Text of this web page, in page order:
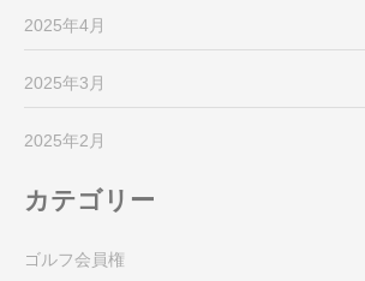
2025年4月
2025年3月
2025年2月
カテゴリー
ゴルフ会員権